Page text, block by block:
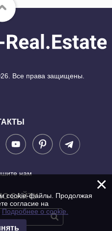
Все права защищены.
нам
САЙТУ
×
cookie-файлы. Продолжая
согласие на
Подробнее о cookie.